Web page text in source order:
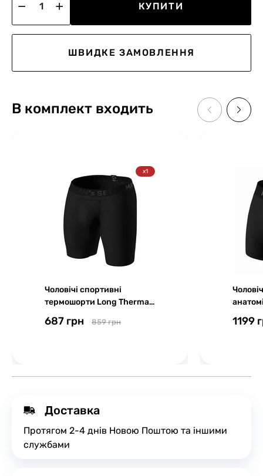
КУПИТИ
ШВИДКЕ ЗАМОВЛЕННЯ
В комплект входить
x1
Чоловічі спортивні
термошорти Long Thermal,
687 грн 859 грн
чорний
1199
Доставка
Протягом 2-4 днів Новою Поштою та іншими
службами